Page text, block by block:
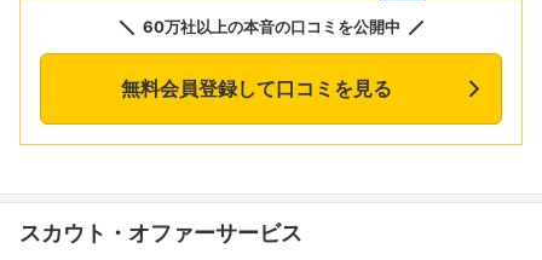
60万社以上の本音の口コミを公開中
無料会員登録して口コミを見る
スカウト・オファーサービス